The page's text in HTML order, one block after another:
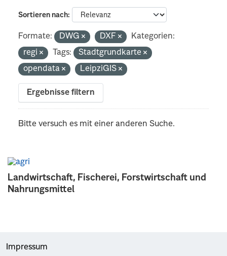
Landwirtschaft, Fischerei, Forstwirtschaft und
Nahrungsmittel
Sortieren nach
Formate: DWG DXF
Kategorien:
regi
Tags:
Stadtgrundkarte
opendata
LeipziGIS
Ergebnisse filtern
Bitte versuch es mit einer anderen Suche.
Impressum